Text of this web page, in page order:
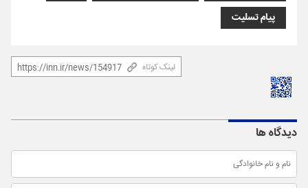
پیام تسلیت
لینک کوتاه
دیدگاه ها